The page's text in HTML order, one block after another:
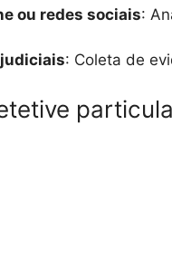
ou redes sociais:
: Coleta de